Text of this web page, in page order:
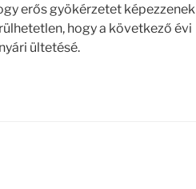
erős gyökérzetet képezzenek
hogy a következő évi
ültetésé.